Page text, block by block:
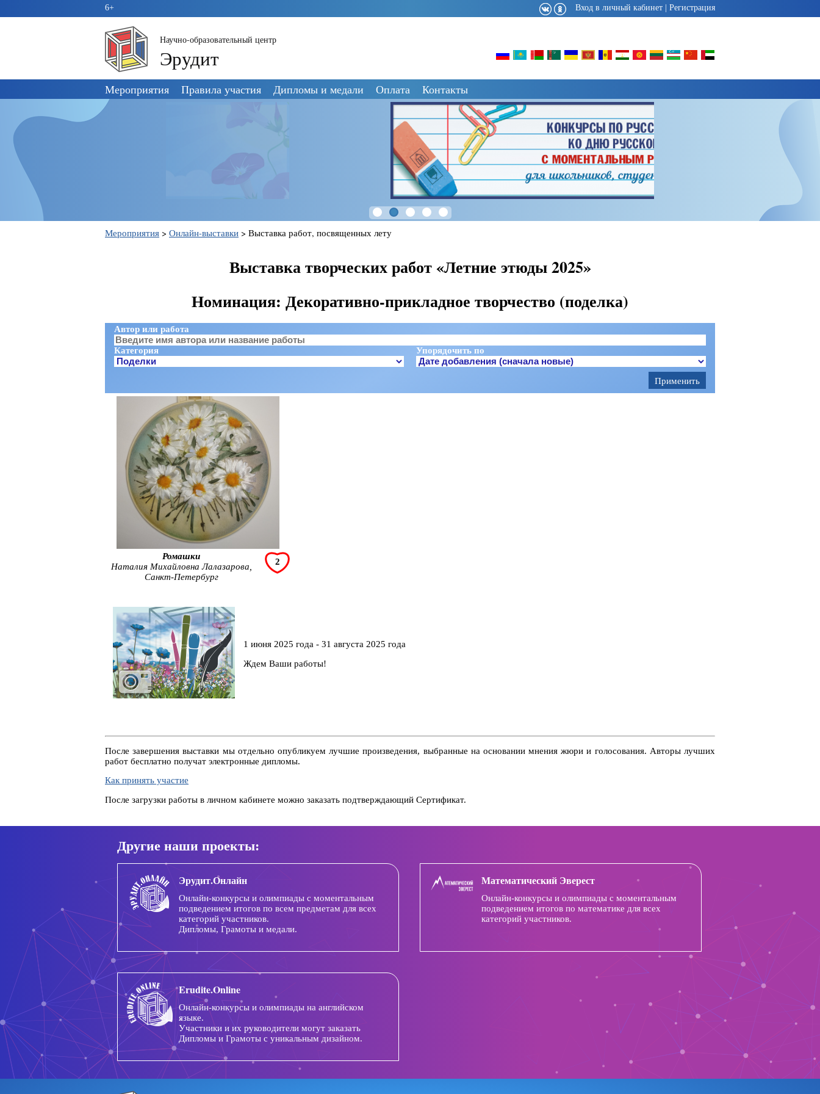
6+ Вход в личный кабинет Регистрация
Научно-образовательный центр
Эрудит
Пропустить
навигацию
Мероприятия Правила участия Дипломы и медали Оплата Контакты
Мероприятия > Онлайн-выставки > Выставка работ, посвященных лету
Выставка творческих работ «Летние этюды 2025»
Номинация: Декоративно-прикладное творчество (поделка)
Автор или работа
Категория Упорядочить по
2
Ромашки
Наталия Михайловна Лалазарова,
Санкт-Петербург
1 июня 2025 года - 31 августа 2025 года
Ждем Ваши работы!
После завершения выставки мы отдельно опубликуем лучшие произведения, выбранные на основании мнения жюри и голосования. Авторы лучших
работ бесплатно получат электронные дипломы.
Как принять участие
После загрузки работы в личном кабинете можно заказать подтверждающий Сертификат.
Другие наши проекты:
Эрудит.Онлайн
Онлайн-конкурсы и олимпиады с моментальным
подведением итогов по всем предметам для всех
категорий участников.
Дипломы, Грамоты и медали.
Математический Эверест
Онлайн-конкурсы и олимпиады с моментальным
подведением итогов по математике для всех
категорий участников.
Erudite.Online
Онлайн-конкурсы и олимпиады на английском
языке.
Участники и их руководители могут заказать
Дипломы и Грамоты с уникальным дизайном.